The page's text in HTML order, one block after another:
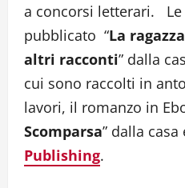
a concorsi letterari. Le
pubblicato “La
altri racconti” dalla
cui sono raccolti in
lavori, il romanzo in
Scomparsa” dalla
Publishing.